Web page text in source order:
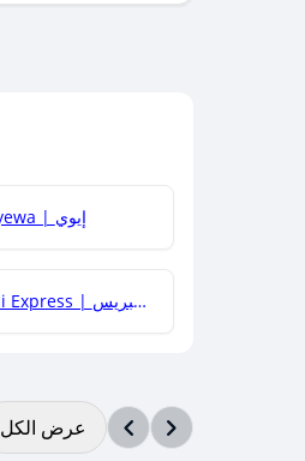
Eyewa | إيوي
Ali Express | علي إكسبريس
عرض الكل